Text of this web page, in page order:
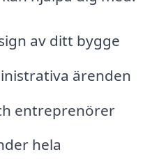
av ditt bygge
ärenden
entreprenörer
hela